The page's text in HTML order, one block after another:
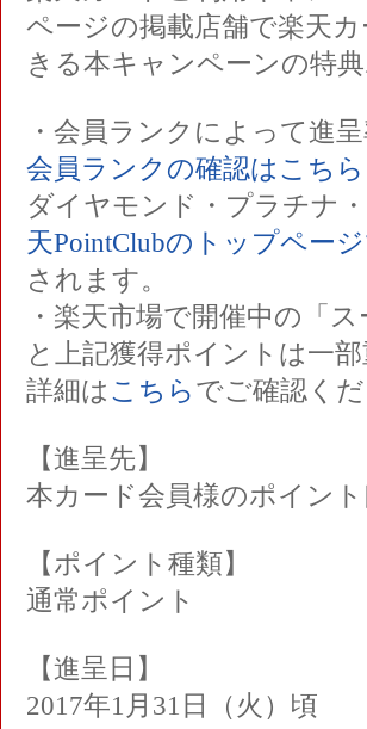
ページの掲載店舗で楽天
きる本キャンペーンの特
・会員ランクによって進
会員ランクの確認はこちら
ダイヤモンド・プラチナ
天PointClubのトップペー
されます。
・楽天市場で開催中の「
と上記獲得ポイントは一
詳細は こちら でご確認く
【進呈先】
本カード会員様のポイン
【ポイント種類】
通常ポイント
【進呈日】
2017年1月31日（火）頃